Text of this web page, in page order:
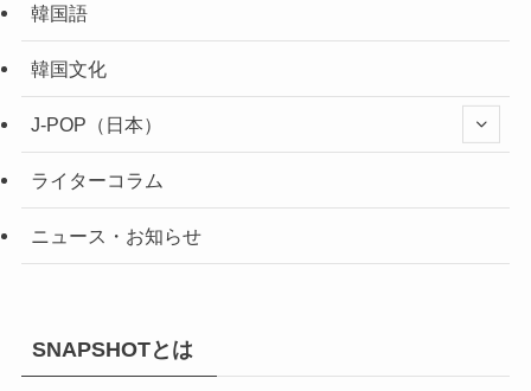
韓国語
韓国文化
J-POP（日本）
ライターコラム
ニュース・お知らせ
SNAPSHOTとは